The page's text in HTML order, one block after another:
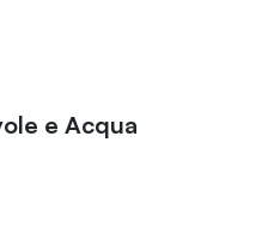
e Acqua